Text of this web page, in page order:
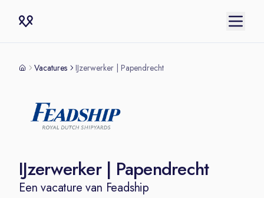
Vacatures IJzerwerker | Papendrecht
IJzerwerker | Papendrecht
Een vacature van Feadship